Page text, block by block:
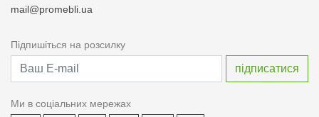
mail@promebli.ua
Підпишіться на розсилку
Ми в соціальних мережах